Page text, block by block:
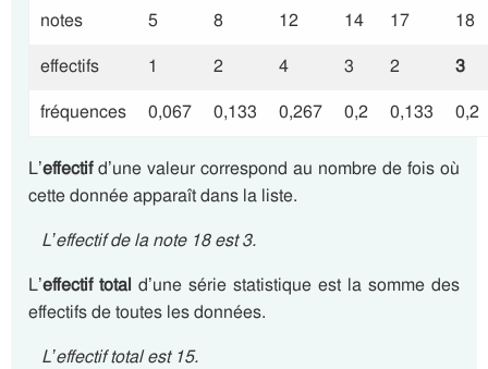
notes 5 8 12 14 17
18
effectifs
1 2 4 3 2
3
fréquences
0,067 0,133 0,267 0,2 0,133 0,2
L’effectifd’une valeur correspond au nombre de fois où
cette donnée apparaît dans la liste.
L’effectif de la note 18 est 3.
L’effectif total d’une série statistique est la somme des
effectifs de toutes les données.
L’effectif total est 15.